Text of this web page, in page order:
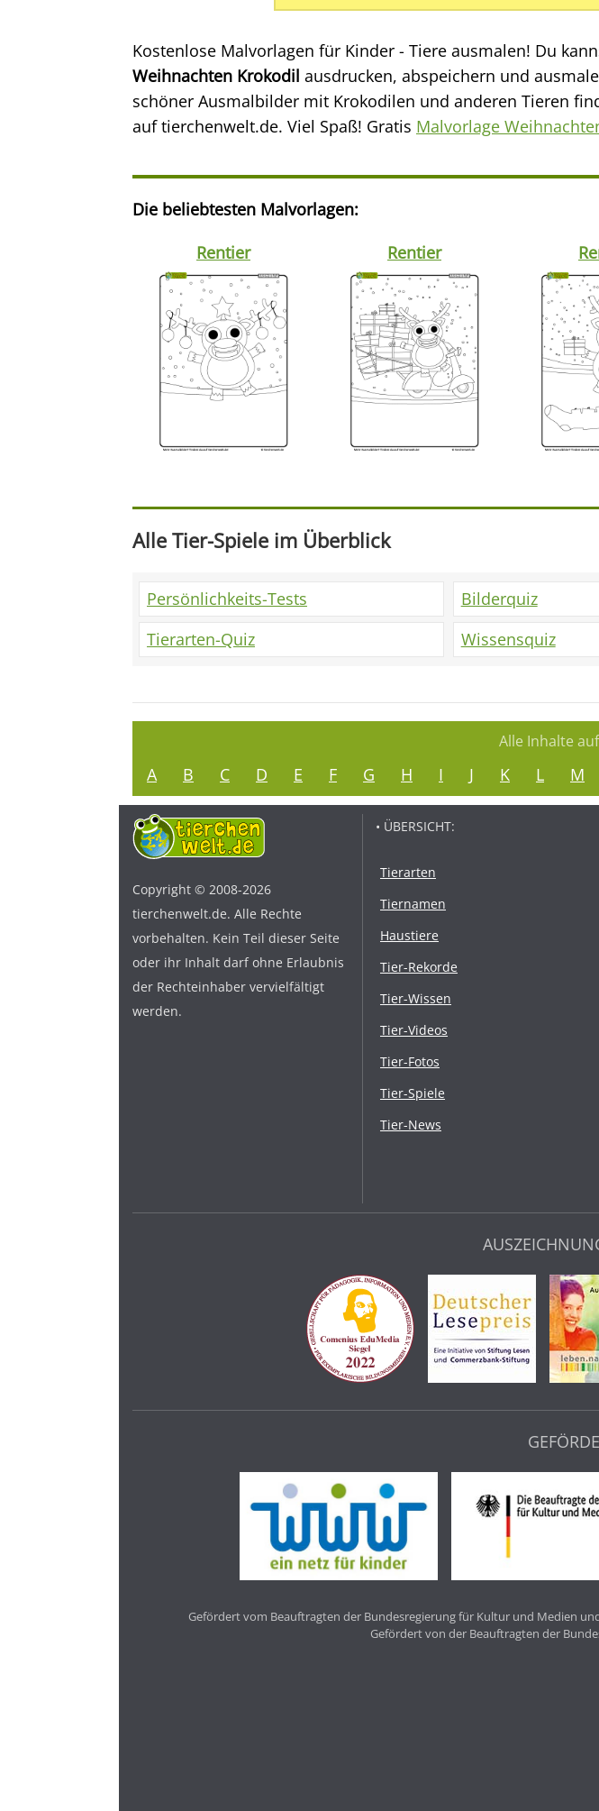
Kostenlose Malvorlagen für Kinder - Tiere ausmalen! Du
Weihnachten Krokodil ausdrucken, abspeichern und
schöner Ausmalbilder mit Krokodilen und anderen Tieren
auf tierchenwelt.de. Viel Spaß! Gratis Malvorlage
Die beliebtesten Malvorlagen:
Rentier
Rentier
Alle Tier-Spiele im Überblick
Persönlichkeits-Tests
Tierarten-Quiz
Bilderquiz
Wissensquiz
Alle Inhalte
A B C D E F G H I J K L M
Copyright © 2008-2026
tierchenwelt.de. Alle Rechte
vorbehalten. Kein Teil dieser Seite
oder ihr Inhalt darf ohne Erlaubnis
der Rechteinhaber vervielfältigt
werden.
• ÜBERSICHT:
Tierarten
Tiernamen
Haustiere
Tier-Rekorde
Tier-Wissen
Tier-Videos
Tier-Fotos
Tier-Spiele
Tier-News
Gefördert vom Beauftragten der Bundesregierung für Kultur und Medien
Gefördert von der Beauftragten der